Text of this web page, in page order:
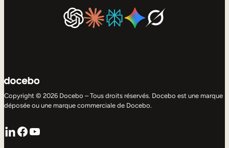
Copyright © 2026 Docebo – Tous droits réservés. Docebo est une marque
déposée ou une marque commerciale de Docebo.
LinkedIn
Facebook
YouTube